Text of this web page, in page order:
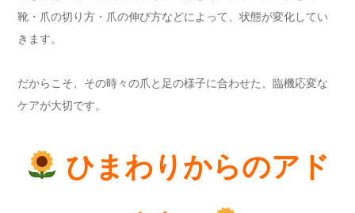
靴・爪の切り方・爪の伸び方などによって、状態が変化してい
きます。
だからこそ、その時々の爪と足の様子に合わせた、臨機応変な
ケアが大切です。
ひまわりからのアド